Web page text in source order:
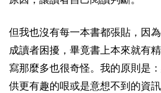
但我也沒有每一本書都張貼，因
成讀者困擾，畢竟書上本來就有
寫那麼多也很奇怪。我的原則是
供更有趣的哏或是意想不到的資